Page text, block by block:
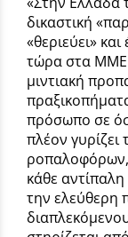
δικαστική
«θεριεύει»
τώρα στα ΜΜΕ
μιντιακή
πρόσωπο σε
πλέον
ροπαλοφόρων,
κάθε
την ελεύθερη